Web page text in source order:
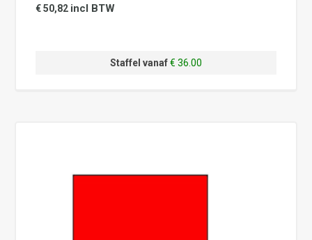
€ 50,82 incl BTW
Staffel vanaf€ 36.00